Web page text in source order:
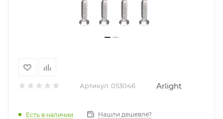
Артикул: 053046 Arlight
Есть в наличии Нашли дешевле?